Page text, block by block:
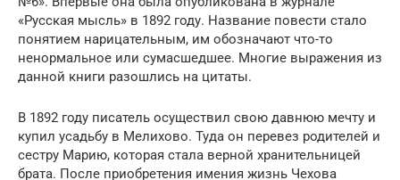
«Русская мысль» в 1892 году. Название повести стало
понятием нарицательным, им обозначают что-то
ненормальное или сумасшедшее. Многие выражения из
данной книги разошлись на цитаты.
В 1892 году писатель осуществил свою давнюю мечту и
купил усадьбу в Мелихово. Туда он перевез родителей и
сестру Марию, которая стала верной хранительницей
брата. После приобретения имения жизнь Чехова